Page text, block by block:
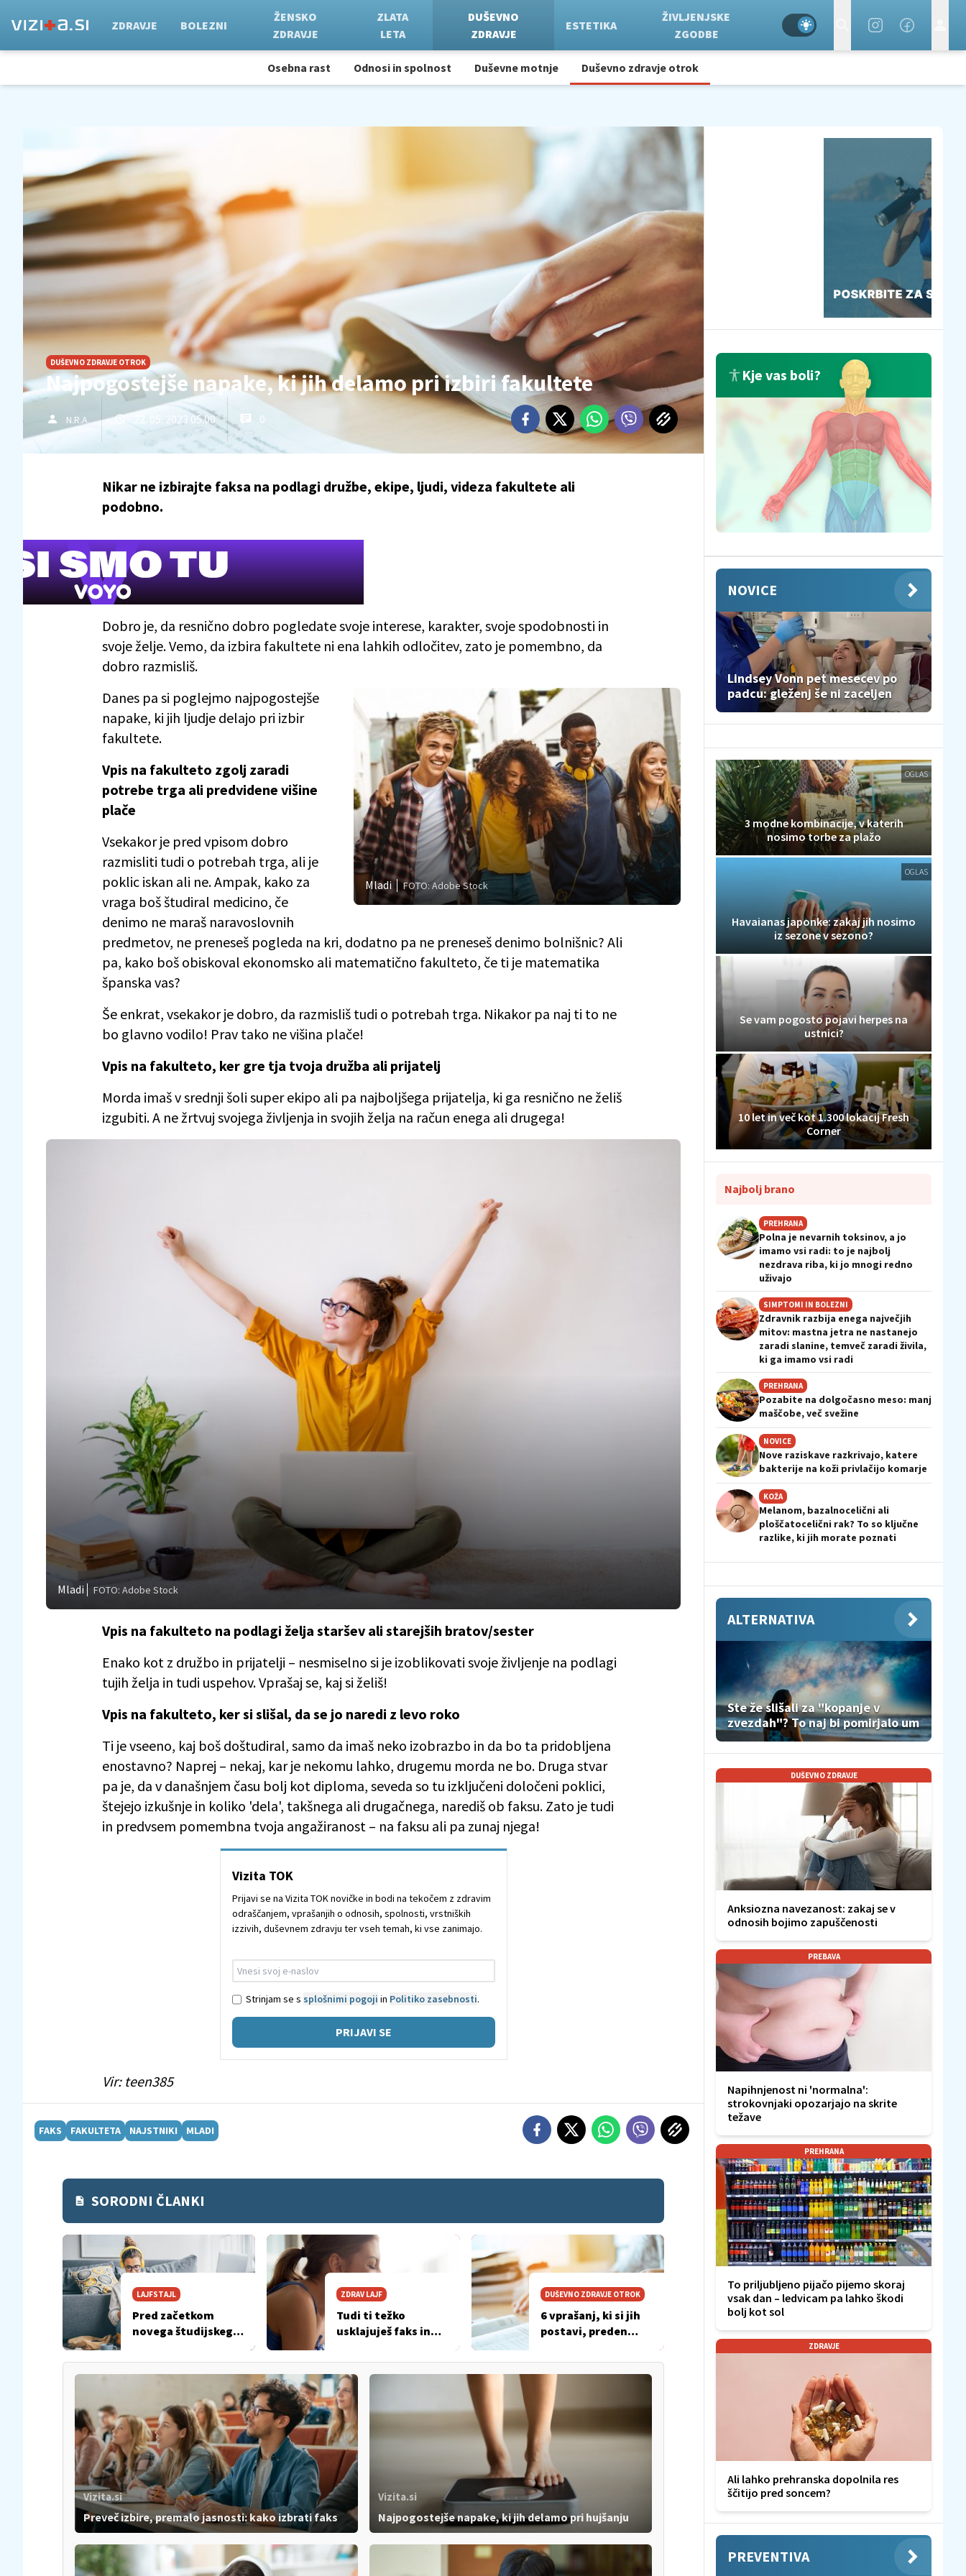
ZDRAVJE BOLEZNI
ŽENSKO
ZDRAVJE
ZLATA
LETA
DUŠEVNO
ZDRAVJE
ESTETIKA
ŽIVLJENJSKE
ZGODBE
Osebna rast Odnosi in spolnost Duševne motnje Duševno zdravje otrok
DUŠEVNO ZDRAVJE OTROK
Najpogostejše napake, ki jih delamo pri izbiri fakultete
N.R.A. 22. 05. 2023 05.00 0
Nikar ne izbirajte faksa na podlagi družbe, ekipe, ljudi, videza fakultete ali
podobno.
Dobro je, da resnično dobro pogledate svoje interese, karakter, svoje spodobnosti in
svoje želje. Vemo, da izbira fakultete ni ena lahkih odločitev, zato je pomembno, da
dobro razmisliš.
Mladi FOTO: Adobe Stock
Danes pa si poglejmo najpogostejše
napake, ki jih ljudje delajo pri izbir
fakultete.
Vpis na fakulteto zgolj zaradi
potrebe trga ali predvidene višine
plače
Vsekakor je pred vpisom dobro
razmisliti tudi o potrebah trga, ali je
poklic iskan ali ne. Ampak, kako za
vraga boš študiral medicino, če
denimo ne maraš naravoslovnih
predmetov, ne preneseš pogleda na kri, dodatno pa ne preneseš denimo bolnišnic? Ali
pa, kako boš obiskoval ekonomsko ali matematično fakulteto, če ti je matematika
španska vas?
Še enkrat, vsekakor je dobro, da razmisliš tudi o potrebah trga. Nikakor pa naj ti to ne
bo glavno vodilo! Prav tako ne višina plače!
Vpis na fakulteto, ker gre tja tvoja družba ali prijatelj
Morda imaš v srednji šoli super ekipo ali pa najboljšega prijatelja, ki ga resnično ne želiš
izgubiti. A ne žrtvuj svojega življenja in svojih želja na račun enega ali drugega!
Mladi FOTO: Adobe Stock
Vpis na fakulteto na podlagi želja staršev ali starejših bratov/sester
Enako kot z družbo in prijatelji – nesmiselno si je izoblikovati svoje življenje na podlagi
tujih želja in tudi uspehov. Vprašaj se, kaj si želiš!
Vpis na fakulteto, ker si slišal, da se jo naredi z levo roko
Ti je vseeno, kaj boš doštudiral, samo da imaš neko izobrazbo in da bo ta pridobljena
enostavno? Naprej – nekaj, kar je nekomu lahko, drugemu morda ne bo. Druga stvar
pa je, da v današnjem času bolj kot diploma, seveda so tu izključeni določeni poklici,
štejejo izkušnje in koliko 'dela', takšnega ali drugačnega, narediš ob faksu. Zato je tudi
in predvsem pomembna tvoja angažiranost – na faksu ali pa zunaj njega!
Vizita TOK
Prijavi se na Vizita TOK novičke in bodi na tekočem z zdravim
odraščanjem, vprašanjih o odnosih, spolnosti, vrstniških
izzivih, duševnem zdravju ter vseh temah, ki vse zanimajo.
Strinjam se s splošnimi pogoji in Politiko zasebnosti.
PRIJAVI SE
Vir: teen385
FAKS FAKULTETA NAJSTNIKI MLADI
SORODNI ČLANKI
LAJFSTAJL
Pred začetkom
novega študijskega
to
ZDRAV LAJF
Tudi ti težko
usklajuješ faks in
DUŠEVNO ZDRAVJE OTROK
6 vprašanj, ki si jih
postavi, preden
srednjo šolo
Vizita.si
Preveč izbire, premalo jasnosti: kako izbrati faks
Vizita.si
Najpogostejše napake, ki jih delamo pri hujšanju
Kje vas boli?
NOVICE
Lindsey Vonn pet mesecev po
padcu: gleženj še ni zaceljen
OGLAS
3 modne kombinacije, v katerih
nosimo torbe za plažo
OGLAS
Havaianas japonke: zakaj jih nosimo
iz sezone v sezono?
Se vam pogosto pojavi herpes na
ustnici?
10 let in več kot 1.300 lokacij Fresh
Corner
Najbolj brano
PREHRANA
Polna je nevarnih toksinov, a jo
imamo vsi radi: to je najbolj
nezdrava riba, ki jo mnogi redno
uživajo
SIMPTOMI IN BOLEZNI
Zdravnik razbija enega največjih
mitov: mastna jetra ne nastanejo
zaradi slanine, temveč zaradi živila,
ki ga imamo vsi radi
PREHRANA
Pozabite na dolgočasno meso: manj
maščobe, več svežine
NOVICE
Nove raziskave razkrivajo, katere
bakterije na koži privlačijo komarje
KOŽA
Melanom, bazalnocelični ali
ploščatocelični rak? To so ključne
razlike, ki jih morate poznati
ALTERNATIVA
Ste že slišali za "kopanje v
zvezdah"? To naj bi pomirjalo um
DUŠEVNO ZDRAVJE
Anksiozna navezanost: zakaj se v
odnosih bojimo zapuščenosti
PREBAVA
Napihnjenost ni 'normalna':
strokovnjaki opozarjajo na skrite
težave
PREHRANA
To priljubljeno pijačo pijemo skoraj
vsak dan – ledvicam pa lahko škodi
bolj kot sol
ZDRAVJE
Ali lahko prehranska dopolnila res
ščitijo pred soncem?
PREVENTIVA